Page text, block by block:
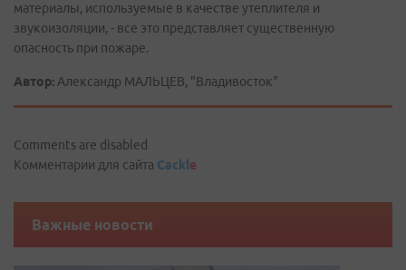
материалы, используемые в качестве утеплителя и
звукоизоляции, - все это представляет существенную
опасность при пожаре.
Автор: Александр МАЛЬЦЕВ, "Владивосток"
Comments are disabled
Комментарии для сайта Cackle
Важные новости